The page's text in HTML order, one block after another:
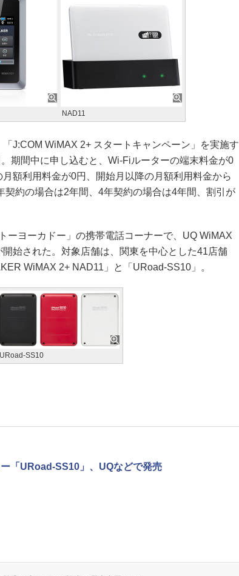
NAD11
J:COM WiMAX 2+ スタートキャンペーン」を実施す
期間中に申し込むと、Wi-Fiルーターの端末料金が0
額利用料金が0円、開始月以降の月額利用料金から
契約の場合は2年間、4年契約の場合は4年間、割引が
ーヨーカドー」の携帯電話コーナーで、UQ WiMAX
始された。対象店舗は、関東を中心とした41店舗
WiMAX 2+ NAD11」と「URoad-SS10」。
URoad-SS10
「URoad-SS10」、UQなどで発売